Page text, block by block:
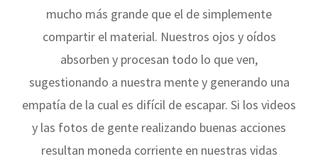
mucho más grande que el de simplemente
compartir el material. Nuestros ojos y oídos
absorben y procesan todo lo que ven,
sugestionando a nuestra mente y generando una
empatía de la cual es difícil de escapar. Si los videos
y las fotos de gente realizando buenas acciones
resultan moneda corriente en nuestras vidas